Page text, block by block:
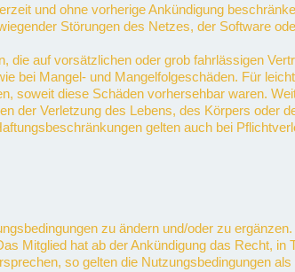
und ohne vorherige Ankündigung
Störungen des Netzes, der Software
die auf vorsätzlichen oder grob fahrlässigen
bei Mangel- und Mangelfolgeschäden. Für
soweit diese Schäden vorhersehbar waren.
der Verletzung des Lebens, des Körpers oder
gelten auch bei
zu ändern und/oder zu
Mitglied hat ab der Ankündigung das Recht,
so gelten die Nutzungsbedingungen